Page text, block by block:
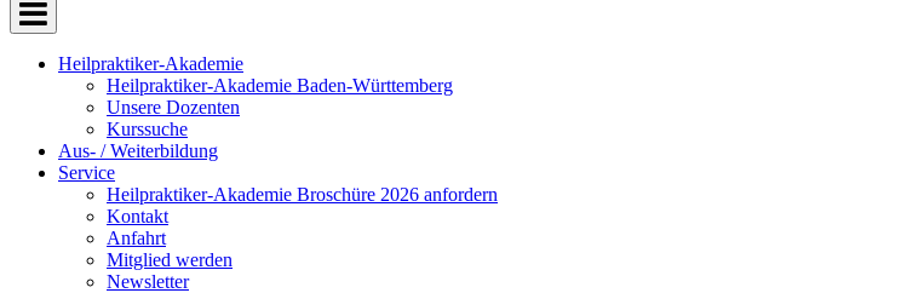
Heilpraktiker-Akademie
Heilpraktiker-Akademie Baden-Württemberg
Unsere Dozenten
Kurssuche
Aus- / Weiterbildung
Service
Heilpraktiker-Akademie Broschüre 2026 anfordern
Kontakt
Anfahrt
Mitglied werden
Newsletter